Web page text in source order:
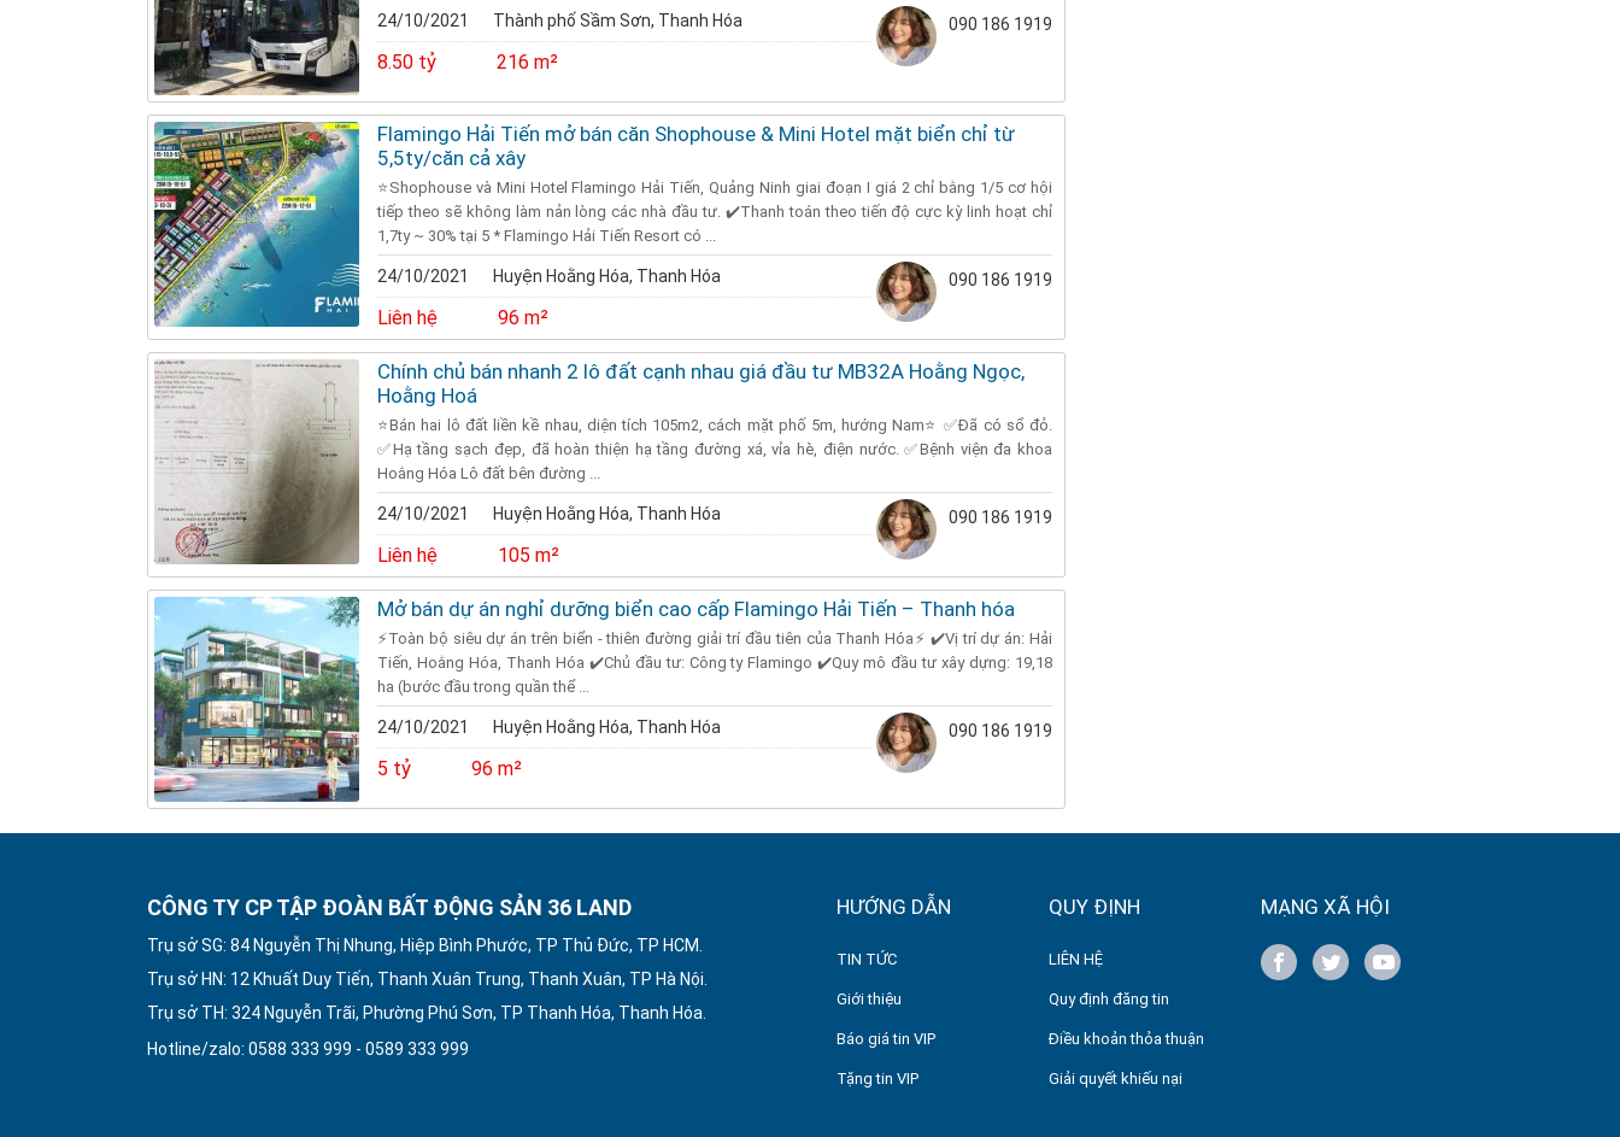
24/10/2021 Thành phố Sầm Sơn, Thanh Hóa
8.50 tỷ 216 m²
090 186 1919
Flamingo Hải Tiến mở bán căn Shophouse & Mini Hotel mặt biển chỉ từ
5,5ty/căn cả xây
⭐️Shophouse và Mini Hotel Flamingo Hải Tiến, Quảng Ninh giai đoạn I giá 2 chỉ bằng 1/5 cơ hội
tiếp theo sẽ không làm nản lòng các nhà đầu tư. ✔️Thanh toán theo tiến độ cực kỳ linh hoạt chỉ
1,7ty ~ 30% tại 5 * Flamingo Hải Tiến Resort có ...
24/10/2021 Huyện Hoằng Hóa, Thanh Hóa
Liên hệ 96 m²
090 186 1919
Chính chủ bán nhanh 2 lô đất cạnh nhau giá đầu tư MB32A Hoằng Ngọc,
Hoằng Hoá
⭐️Bán hai lô đất liền kề nhau, diện tích 105m2, cách mặt phố 5m, hướng Nam⭐️ ✅Đã có sổ đỏ.
✅Hạ tầng sạch đẹp, đã hoàn thiện hạ tầng đường xá, vỉa hè, điện nước. ✅Bệnh viện đa khoa
Hoằng Hóa Lô đất bên đường ...
24/10/2021 Huyện Hoằng Hóa, Thanh Hóa
Liên hệ 105 m²
090 186 1919
Mở bán dự án nghỉ dưỡng biển cao cấp Flamingo Hải Tiến – Thanh hóa
⚡Toàn bộ siêu dự án trên biển - thiên đường giải trí đầu tiên của Thanh Hóa⚡ ✔️Vị trí dự án: Hải
Tiến, Hoằng Hóa, Thanh Hóa ✔️Chủ đầu tư: Công ty Flamingo ✔️Quy mô đầu tư xây dựng: 19,18
ha (bước đầu trong quần thể ...
24/10/2021 Huyện Hoằng Hóa, Thanh Hóa
5 tỷ 96 m²
090 186 1919
CÔNG TY CP TẬP ĐOÀN BẤT ĐỘNG SẢN 36 LAND
Trụ sở SG: 84 Nguyễn Thị Nhung, Hiệp Bình Phước, TP Thủ Đức, TP HCM.
Trụ sở HN: 12 Khuất Duy Tiến, Thanh Xuân Trung, Thanh Xuân, TP Hà Nội.
Trụ sở TH: 324 Nguyễn Trãi, Phường Phú Sơn, TP Thanh Hóa, Thanh Hóa.
Hotline/zalo: 0588 333 999 - 0589 333 999
HƯỚNG DẪN
TIN TỨC
Giới thiệu
Báo giá tin VIP
Tặng tin VIP
QUY ĐỊNH
LIÊN HỆ
Quy định đăng tin
Điều khoản thỏa thuận
Giải quyết khiếu nại
MẠNG XÃ HỘI